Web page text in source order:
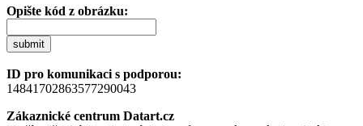
Opište kód z obrázku:
submit
ID pro komunikaci s podporou:
14841702863577290043
Zákaznické centrum Datart.cz